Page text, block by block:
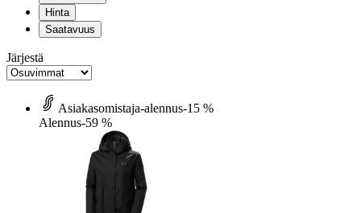
Hinta
Saatavuus
Järjestä
Asiakasomistaja-alennus-15 %
Alennus-59 %